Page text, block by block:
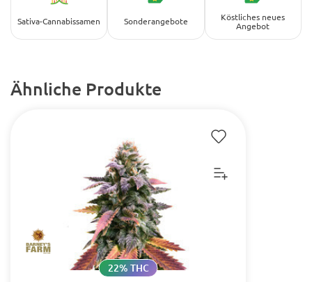
Sativa-Cannabissamen Sonderangebote
Köstliches neues
Angebot
Ähnliche Produkte
22% THC